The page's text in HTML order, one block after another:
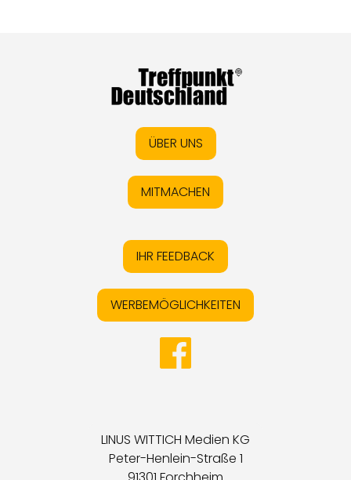
ÜBER UNS
MITMACHEN
IHR FEEDBACK
WERBEMÖGLICHKEITEN
LINUS WITTICH Medien KG
Peter-Henlein-Straße 1